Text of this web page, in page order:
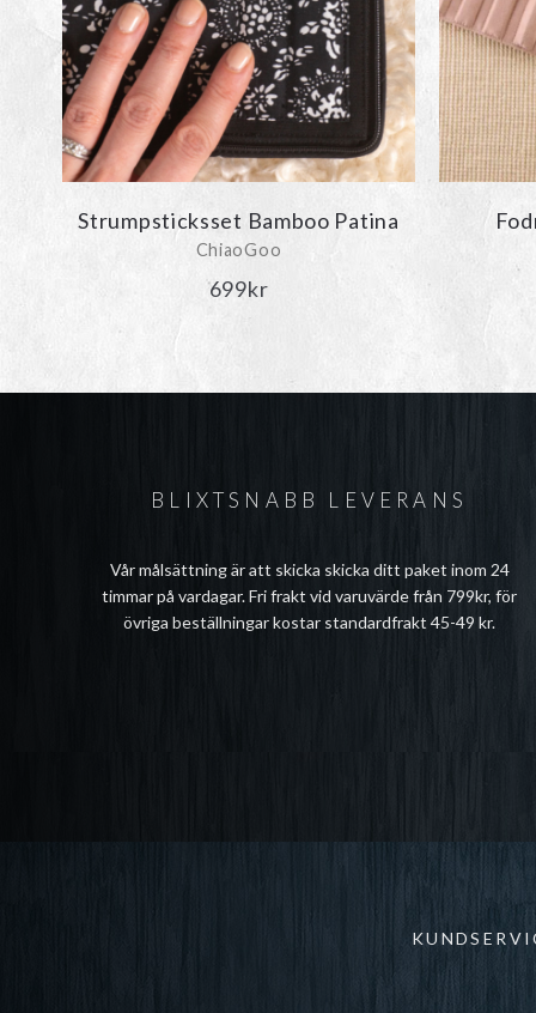
Strumpsticksset Bamboo Patina
ChiaoGoo
699kr
BLIXTSNABB LEVERANS
Vår målsättning är att skicka skicka ditt paket inom 24
timmar på vardagar. Fri frakt vid varuvärde från 799kr, för
övriga beställningar kostar standardfrakt 45-49 kr.